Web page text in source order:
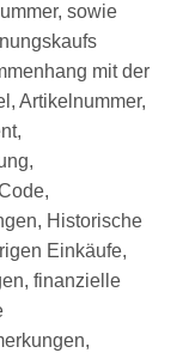
sowie
mit der
Artikelnummer,
Historische
Einkäufe,
finanzielle